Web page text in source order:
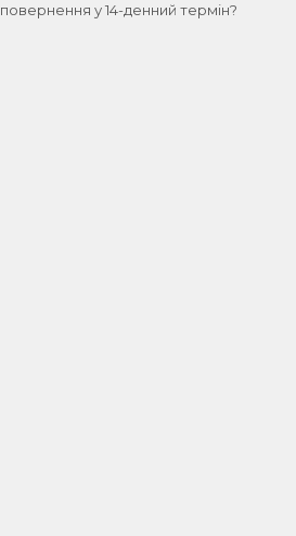
повернення у 14-денний термін?